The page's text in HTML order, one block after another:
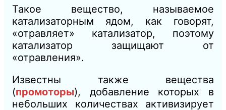
Такое вещество, называемое
катализаторным ядом, как говорят,
«отравляет» катализатор, поэтому
катализатор защищают от
«отравления».
Известны также вещества
(промоторы), добавление которых в
небольших количествах активизирует